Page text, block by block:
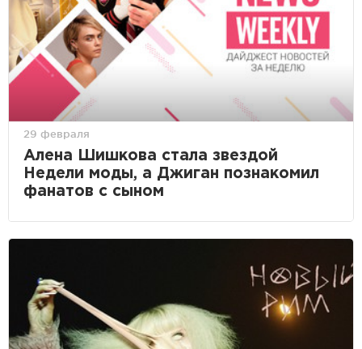
29 февраля
Алена Шишкова стала звездой
Недели моды, а Джиган познакомил
фанатов с сыном